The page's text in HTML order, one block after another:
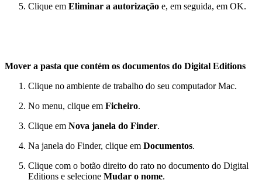
Clique em Eliminar a autorização e, em seguida, em OK.
Mover a pasta que contém os documentos do Digital Editions
Clique no ambiente de trabalho do seu computador Mac.
No menu, clique em Ficheiro.
Clique em Nova janela do Finder.
Na janela do Finder, clique em Documentos.
Clique com o botão direito do rato no documento do Digital
Editions e selecione Mudar o nome.